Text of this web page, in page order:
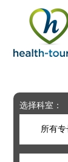
includes
system.
选择科室：
所有专